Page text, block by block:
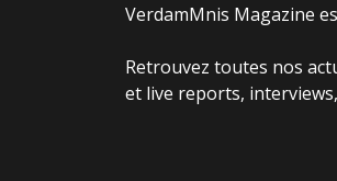
VerdamMnis Magazine
Retrouvez toutes nos
et live reports, interviews,